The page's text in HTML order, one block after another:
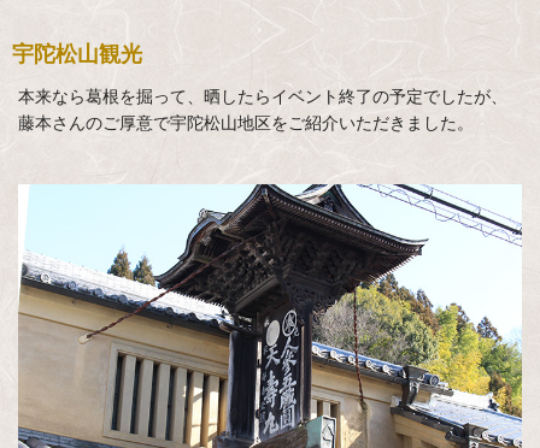
宇陀松山観光
本来なら葛根を掘って、晒したらイベント終了の予定でしたが、
藤本さんのご厚意で宇陀松山地区をご紹介いただきました。